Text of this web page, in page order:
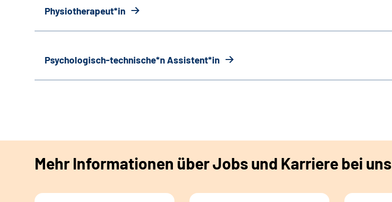
Physiotherapeut*in
Psychologisch-technische*n Assistent*in
Mehr Informationen über Jobs und Karriere bei uns